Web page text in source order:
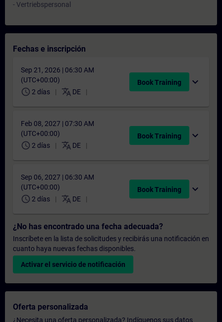
- Vertriebspersonal
Fechas e inscripción
Sep 21, 2026 | 06:30 AM
(UTC+00:00)
schedule 2 días translate DE
Book Training expand_more
Feb 08, 2027 | 07:30 AM
(UTC+00:00)
schedule 2 días translate DE
Book Training expand_more
Sep 06, 2027 | 06:30 AM
(UTC+00:00)
schedule 2 días translate DE
Book Training expand_more
¿No has encontrado una fecha adecuada?
Inscríbete en la lista de solicitudes y recibirás una notificación en
cuanto haya nuevas fechas disponibles.
Activar el servicio de notificación
Oferta personalizada
¿Necesita una oferta personalizada? Indíquenos sus datos